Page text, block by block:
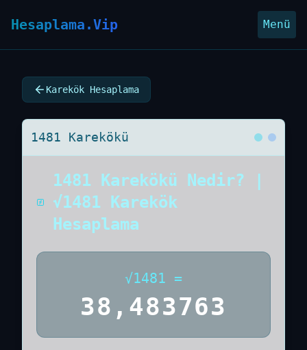
Hesaplama.Vip Menü
Karekök Hesaplama
1481 Karekökü
1481 Karekökü Nedir? |
√1481 Karekök
Hesaplama
√1481 =
38,483763